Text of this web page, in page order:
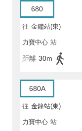
680
往 金鐘站(東)
力寶中心 站
距離 30m
680A
往 金鐘站(東)
力寶中心 站